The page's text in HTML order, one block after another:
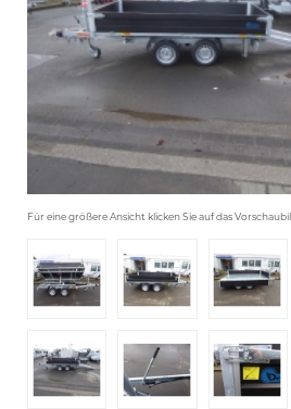
Für eine größere Ansicht klicken Sie auf das